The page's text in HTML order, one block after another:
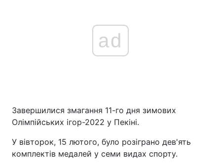
Головна Війна
Україна Політика
ad
Завершилися змагання 11-го дня зимових
Олімпійських ігор-2022 у Пекіні.
У вівторок, 15 лютого, було розіграно дев'ять
комплектів медалей у семи видах спорту.